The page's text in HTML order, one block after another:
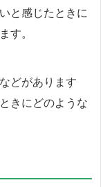
と感じたときに
す。
どがあります
きにどのような